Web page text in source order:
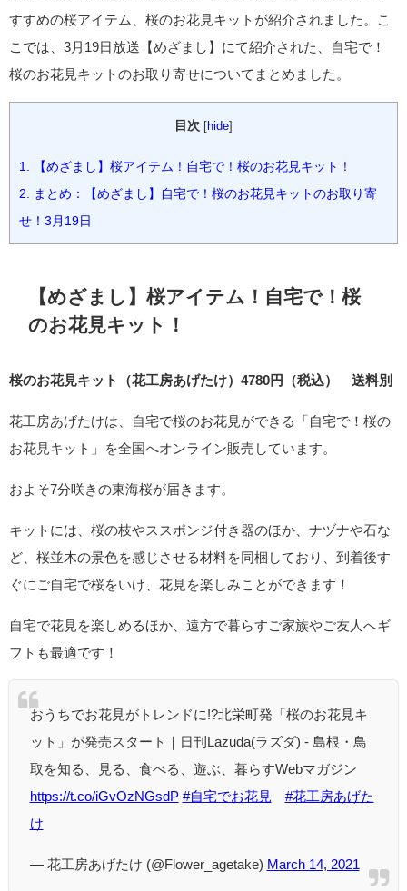
すすめの桜アイテム、桜のお花見キットが紹介されました。こ
こでは、3月19日放送【めざまし】にて紹介された、自宅で！
桜のお花見キットのお取り寄せについてまとめました。
目次 [hide]
1. 【めざまし】桜アイテム！自宅で！桜のお花見キット！
2. まとめ：【めざまし】自宅で！桜のお花見キットのお取り寄
せ！3月19日
【めざまし】桜アイテム！自宅で！桜
のお花見キット！
桜のお花見キット（花工房あげたけ）4780円（税込） 送料別
花工房あげたけは、自宅で桜のお花見ができる「自宅で！桜の
お花見キット」を全国へオンライン販売しています。
およそ7分咲きの東海桜が届きます。
キットには、桜の枝やススポンジ付き器のほか、ナヅナや石な
ど、桜並木の景色を感じさせる材料を同梱しており、到着後す
ぐにご自宅で桜をいけ、花見を楽しみことができます！
自宅で花見を楽しめるほか、遠方で暮らすご家族やご友人へギ
フトも最適です！
おうちでお花見がトレンドに!?北栄町発「桜のお花見キ
ット」が発売スタート｜日刊Lazuda(ラズダ) - 島根・鳥
取を知る、見る、食べる、遊ぶ、暮らすWebマガジン
https://t.co/iGvOzNGsdP #自宅でお花見
#花工房あげた
け
— 花工房あげたけ (@Flower_agetake) March 14, 2021